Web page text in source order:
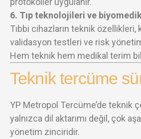
6. Tıp teknolojileri ve
Tıbbi cihazların teknik özellikleri,
validasyon testleri ve risk
Hem teknik hem medikal terim
Teknik tercüme
YP Metropol Tercüme’de teknik
yalnızca dil aktarımı değil, çok
yönetim zinciridir.